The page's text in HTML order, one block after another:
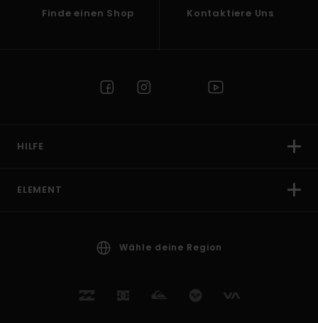
Finde einen Shop Kontaktiere Uns
HILFE
ELEMENT
Wähle deine Region